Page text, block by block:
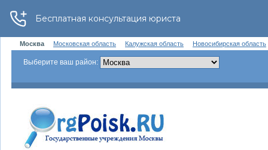
Москва Московская область Калужская область Новосибирская область
Выберите ваш район: